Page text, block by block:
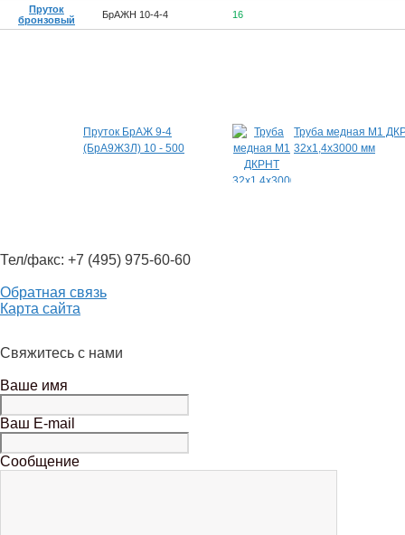
Пруток
бронзовый
БрАЖН 10-4-4 16
Пруток БрАЖ 9-4
(БрА9Ж3Л) 10 - 500
Труба медная М1
32х1,4х3000 мм
Тел/факс: +7 (495) 975-60-60
Обратная связь
Карта сайта
Свяжитесь с нами
Ваше имя
Ваш E-mail
Сообщение